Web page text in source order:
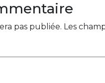
pas publiée. Les